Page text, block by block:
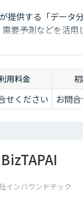
提供する「データ
要予測などを活用
用料金
せください お問
インバウンドテック